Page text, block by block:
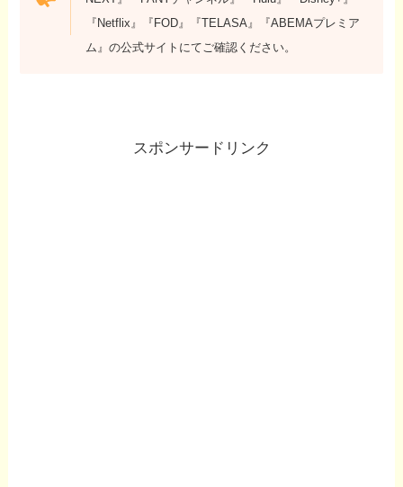
『Netflix』『FOD』『TELASA』『ABEMAプレミア
ム』の公式サイトにてご確認ください。
スポンサードリンク